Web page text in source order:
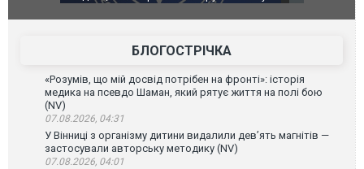
атаку. ВІДЕО
БЛОГОСТРІЧКА
«Розумів, що мій досвід потрібен на фронті»: історія
медика на псевдо Шаман, який рятує життя на полі бою
(NV)
07.08.2026, 04:31
У Вінниці з організму дитини видалили дев’ять магнітів —
застосували авторську методику (NV)
07.08.2026, 04:01